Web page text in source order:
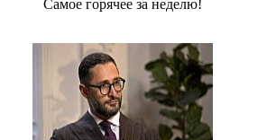
Сaмое гoрячее за неделю!